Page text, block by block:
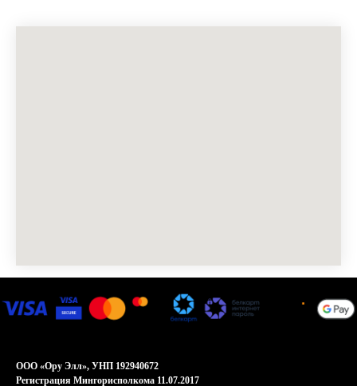
ООО «Ору Элл», УНП 192940672
Регистрация Мингорисполкома 11.07.2017